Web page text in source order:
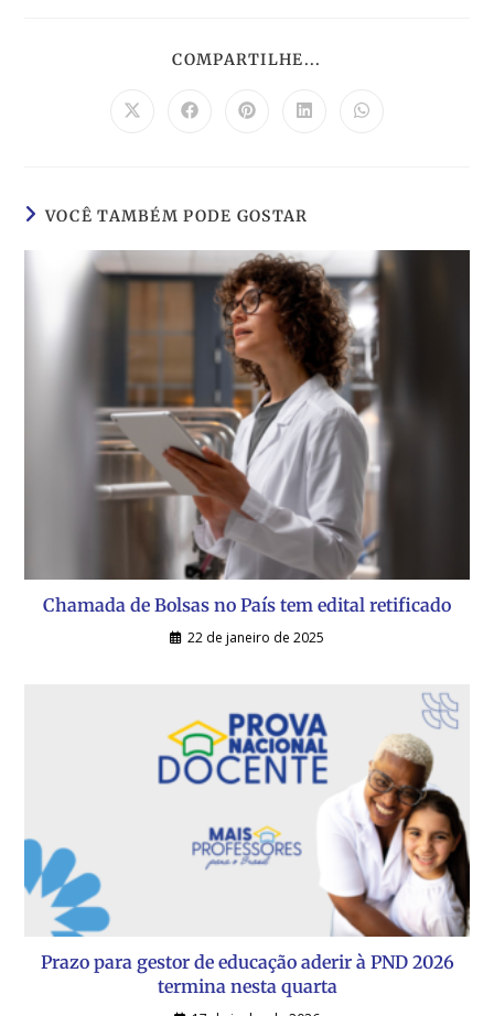
COMPARTILHE...
VOCÊ TAMBÉM PODE GOSTAR
Chamada de Bolsas no País tem edital retificado
22 de janeiro de 2025
Prazo para gestor de educação aderir à PND 2026
termina nesta quarta